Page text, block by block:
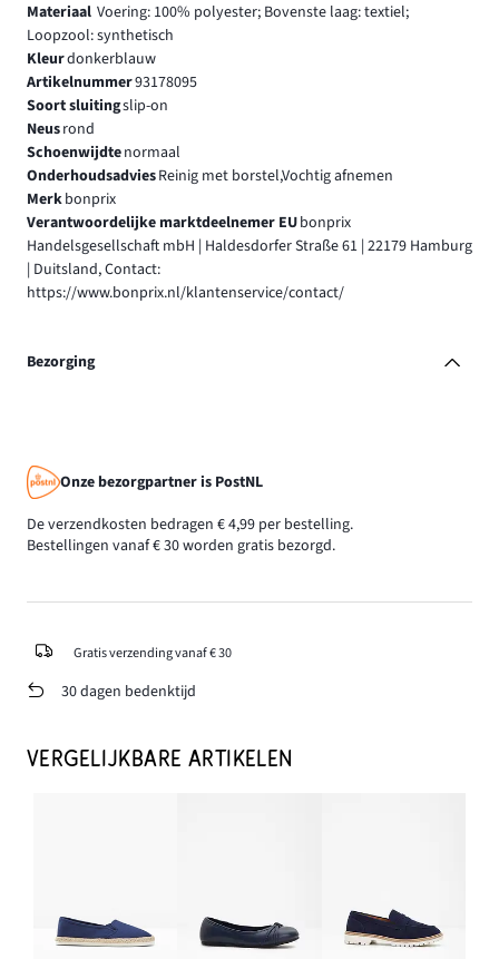
Materiaal Voering: 100% polyester; Bovenste laag: textiel;
Loopzool: synthetisch
Kleurdonkerblauw
Artikelnummer93178095
Soort sluitingslip-on
Neusrond
Schoenwijdtenormaal
OnderhoudsadviesReinig met borstel,Vochtig afnemen
Merkbonprix
Verantwoordelijke marktdeelnemer EUbonprix
Handelsgesellschaft mbH | Haldesdorfer Straße 61 | 22179 Hamburg
| Duitsland, Contact:
https://www.bonprix.nl/klantenservice/contact/
Bezorging
Onze bezorgpartner is PostNL
De verzendkosten bedragen € 4,99 per bestelling.
Bestellingen vanaf € 30 worden gratis bezorgd.
Gratis verzending vanaf € 30
30 dagen bedenktijd
VERGELIJKBARE ARTIKELEN